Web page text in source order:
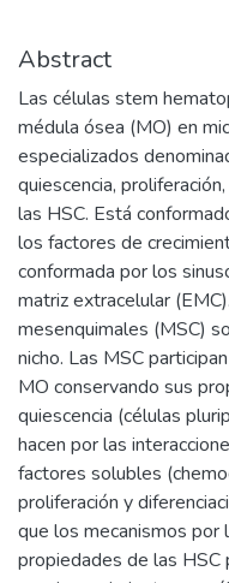
Abstract
Las células stem
médula ósea (MO) en
especializados
quiescencia,
las HSC. Está
los factores de
conformada por los
matriz extracelular
mesenquimales (MSC)
nicho. Las MSC
MO conservando sus
quiescencia (células
hacen por las
factores solubles
proliferación y
que los mecanismos por
propiedades de las HSC